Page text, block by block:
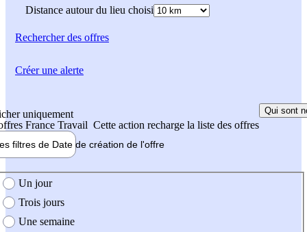
Distance autour du lieu choisi
Rechercherdes offres
uniquement
France Travail Cette action recharge la liste des offres
Qui sont
filtres de Date de création de l'offre
création de l'offre
Un jour
Trois jours
Une semaine
Créer une alerte